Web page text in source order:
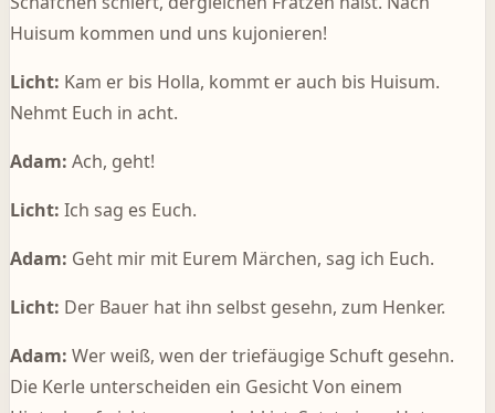
Huisum kommen und uns kujonieren!
Licht: Kam er bis Holla, kommt er auch bis Huisum.
Nehmt Euch in acht.
Adam: Ach, geht!
Licht: Ich sag es Euch.
Adam: Geht mir mit Eurem Märchen, sag ich Euch.
Licht: Der Bauer hat ihn selbst gesehn, zum Henker.
Adam: Wer weiß, wen der triefäugige Schuft gesehn.
Die Kerle unterscheiden ein Gesicht Von einem